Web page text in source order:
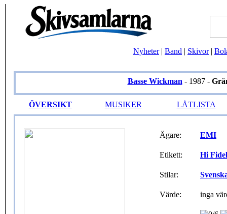
Nyheter| Band | Skivor|
Basse Wickman - 1987 -
ÖVERSIKT MUSIKER LÅTLISTA
Ägare: EMI
Etikett: Hi
Stilar:
Värde: inga